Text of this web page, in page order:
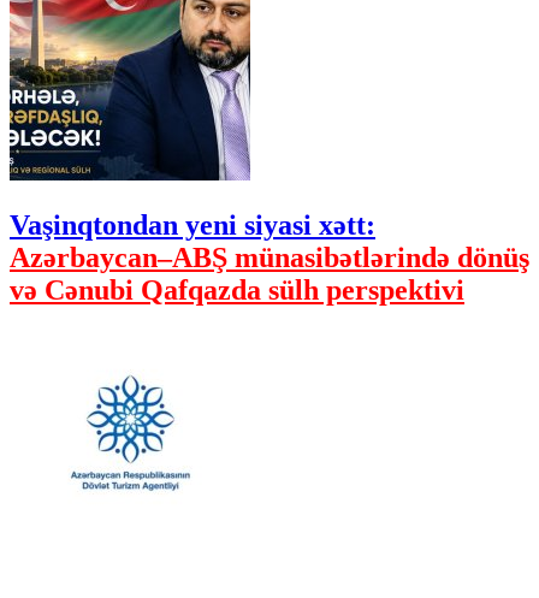
Vaşinqtondan yeni siyasi xətt:
Azərbaycan–ABŞ münasibətlərində dönüş
və Cənubi Qafqazda sülh perspektivi